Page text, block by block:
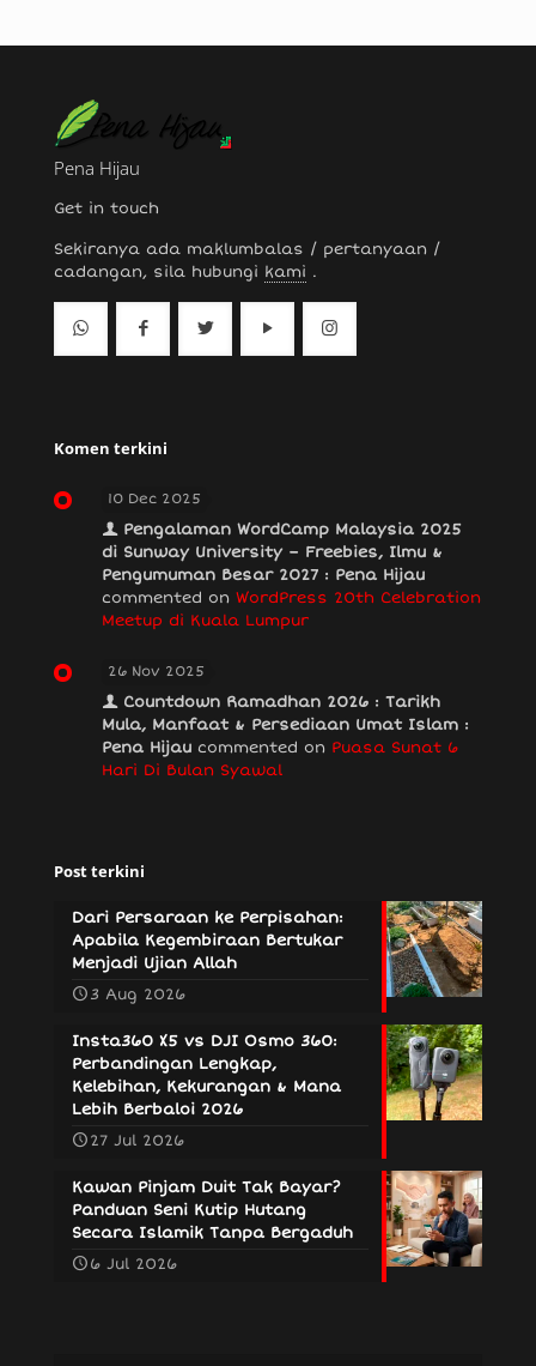
Pena Hijau
Get in touch
Sekiranya ada maklumbalas / pertanyaan /
cadangan, sila hubungi kami .
Komen terkini
10 Dec 2025
Pengalaman WordCamp Malaysia 2025
di Sunway University – Freebies, Ilmu &
Pengumuman Besar 2027 : Pena Hijau
commented on WordPress 20th Celebration
Meetup di Kuala Lumpur
26 Nov 2025
Countdown Ramadhan 2026 : Tarikh
Mula, Manfaat & Persediaan Umat Islam :
Pena Hijau commented on Puasa Sunat 6
Hari Di Bulan Syawal
Post terkini
Dari Persaraan ke Perpisahan:
Apabila Kegembiraan Bertukar
Menjadi Ujian Allah
3 Aug 2026
Insta360 X5 vs DJI Osmo 360:
Perbandingan Lengkap,
Kelebihan, Kekurangan & Mana
Lebih Berbaloi 2026
27 Jul 2026
Kawan Pinjam Duit Tak Bayar?
Panduan Seni Kutip Hutang
Secara Islamik Tanpa Bergaduh
6 Jul 2026